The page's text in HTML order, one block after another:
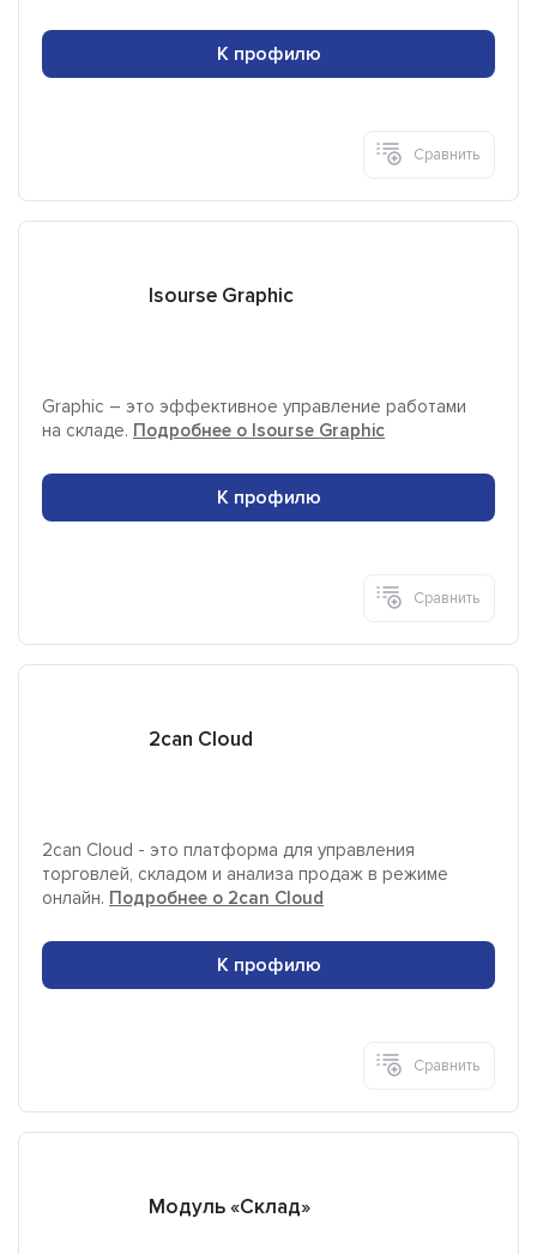
К профилю
Сравнить
Isourse Graphiс
Graphiс – это эффективное управление работами
на складе. Подробнее о Isourse Graphiс
К профилю
Сравнить
2can Cloud
2can Cloud - это платформа для управления
торговлей, складом и анализа продаж в режиме
онлайн. Подробнее о 2can Cloud
К профилю
Сравнить
Модуль «Склад»